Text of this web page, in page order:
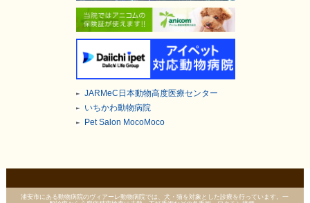
JARMeC日本動物高度医療センター
いちかわ動物病院
Pet Salon MocoMoco
浦安市にある動物病院のヴィアーレ動物病院では、犬・猫を対象とした診療を行っています。一